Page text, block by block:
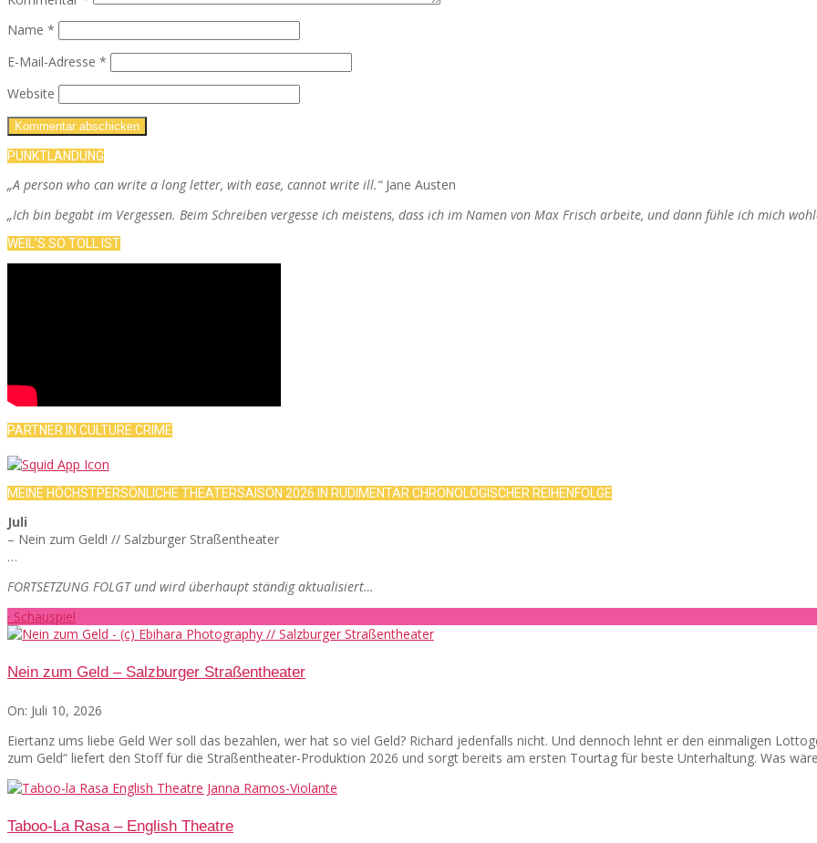
Name *
E-Mail-Adresse *
Website
PUNKTLANDUNG
„A person who can write a long letter, with ease, cannot write ill.“Jane Austen
„Ich bin begabt im Vergessen. Beim Schreiben vergesse ich meistens, dass ich im Namen von Max Frisch arbeite, und dann fühle ich mich
WEIL’S SO TOLL IST
PARTNER IN CULTURE CRIME
MEINE HÖCHSTPERSÖNLICHE THEATERSAISON 2026 IN RUDIMENTÄR CHRONOLOGISCHER REIHENFOLGE
Juli
– Nein zum Geld! // Salzburger Straßentheater
…
FORTSETZUNG FOLGT und wird überhaupt ständig aktualisiert…
· Schauspiel
Nein zum Geld – Salzburger Straßentheater
On: Juli 10, 2026
Eiertanz ums liebe Geld Wer soll das bezahlen, wer hat so viel Geld? Richard jedenfalls nicht. Und dennoch lehnt er den einmaligen
zum Geld“ liefert den Stoff für die Straßentheater-Produktion 2026 und sorgt bereits am ersten Tourtag für beste Unterhaltung. Was
Taboo-La Rasa – English Theatre